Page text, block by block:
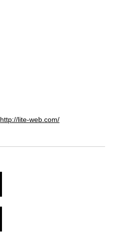
http://lite-web.com/